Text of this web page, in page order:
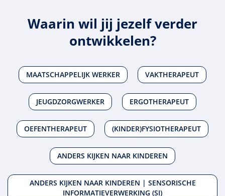
Waarin wil jij jezelf verder
ontwikkelen?
MAATSCHAPPELIJK WERKER VAKTHERAPEUT
JEUGDZORGWERKER ERGOTHERAPEUT
OEFENTHERAPEUT (KINDER)FYSIOTHERAPEUT
ANDERS KIJKEN NAAR KINDEREN
ANDERS KIJKEN NAAR KINDEREN | SENSORISCHE
INFORMATIEVERWERKING (SI)